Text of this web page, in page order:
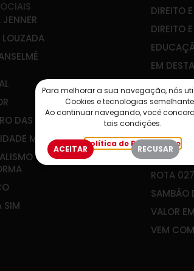
DAS ÁGUAS
MEU FUTURO
QUE
SIM
DIREITO
DIREITO
EM
IBEF-ES
JOÃO
PLANEJAR
RADAR
ROTA 027
SAMBÃO
VALOR
VEM
Para melhorar a sua navegação, nós
Cookies e tecnologias
Ao continuar navegando, você
tais condições.
Política de Privacidade
ACEITAR RECUSAR